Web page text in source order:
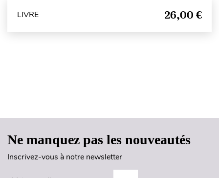
LIVRE 26,00 €
Ne manquez pas les nouveautés
Inscrivez-vous à notre newsletter